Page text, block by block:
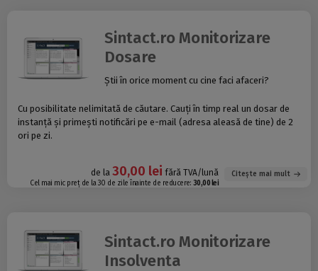
Sintact.ro Monitorizare
Dosare
Știi în orice moment cu cine faci afaceri?
Cu posibilitate nelimitată de căutare. Cauți în timp real un dosar de
instanță și primești notificări pe e-mail (adresa aleasă de tine) de 2
ori pe zi.
de la 30,00 leifără TVA/lună
Cel mai mic preț de la 30 de zile înainte de reducere: 30,00 lei
Citește mai mult
Sintact.ro Monitorizare
Insolventa